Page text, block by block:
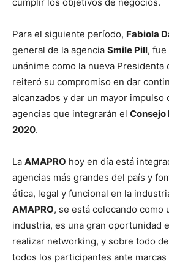
Para el siguiente período, Fabiola
general de la agencia Smile Pill,
unánime como la nueva Presidenta
reiteró su compromiso en dar
alcanzados y dar un mayor impulso
agencias que integrarán el
2020.
La AMAPRO hoy en día está
agencias más grandes del país y
ética, legal y funcional en la
AMAPRO, se está colocando como
industria, es una gran oportunidad
realizar networking, y sobre todo
todos los participantes ante marcas